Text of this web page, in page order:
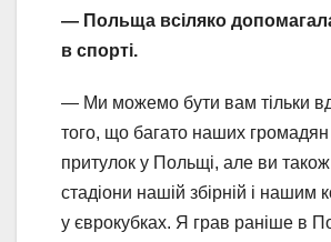
— Польща всіляко допомагала
в спорті.
— Ми можемо бути вам тільки
того, що багато наших
притулок у Польщі, але ви
стадіони нашій збірній і нашим
у єврокубках. Я грав раніше в